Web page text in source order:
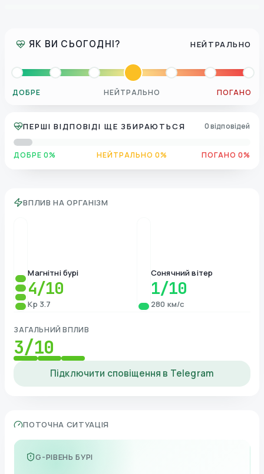
ЯК ВИ СЬОГОДНІ? НЕЙТРАЛЬНО
ДОБРЕ НЕЙТРАЛЬНО ПОГАНО
ПЕРШІ ВІДПОВІДІ ЩЕ ЗБИРАЮТЬСЯ 0 відповідей
ДОБРЕ 0% НЕЙТРАЛЬНО 0% ПОГАНО 0%
ВПЛИВ НА ОРГАНІЗМ
Магнітні бурі
4/10
Kp 3.7
Сонячний вітер
1/10
280 км/с
ЗАГАЛЬНИЙ ВПЛИВ
3/10
Підключити сповіщення в Telegram
ПОТОЧНА СИТУАЦІЯ
G-РІВЕНЬ БУРІ